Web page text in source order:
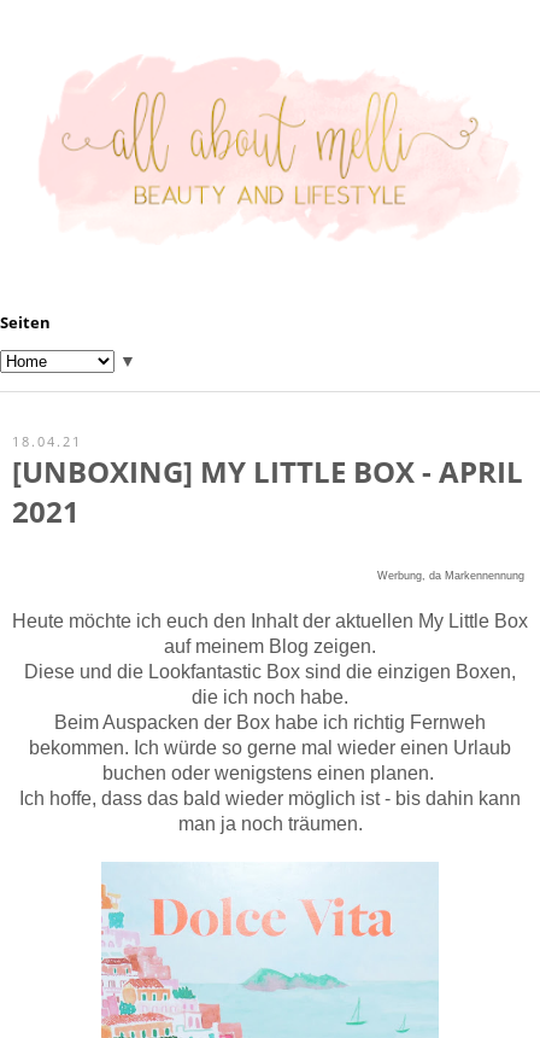
Seiten
▼
18.04.21
[UNBOXING] MY LITTLE BOX - APRIL
2021
Werbung, da Markennennung
Heute möchte ich euch den Inhalt der aktuellen My Little Box
auf meinem Blog zeigen.
Diese und die Lookfantastic Box sind die einzigen Boxen,
die ich noch habe.
Beim Auspacken der Box habe ich richtig Fernweh
bekommen. Ich würde so gerne mal wieder einen Urlaub
buchen oder wenigstens einen planen.
Ich hoffe, dass das bald wieder möglich ist - bis dahin kann
man ja noch träumen.